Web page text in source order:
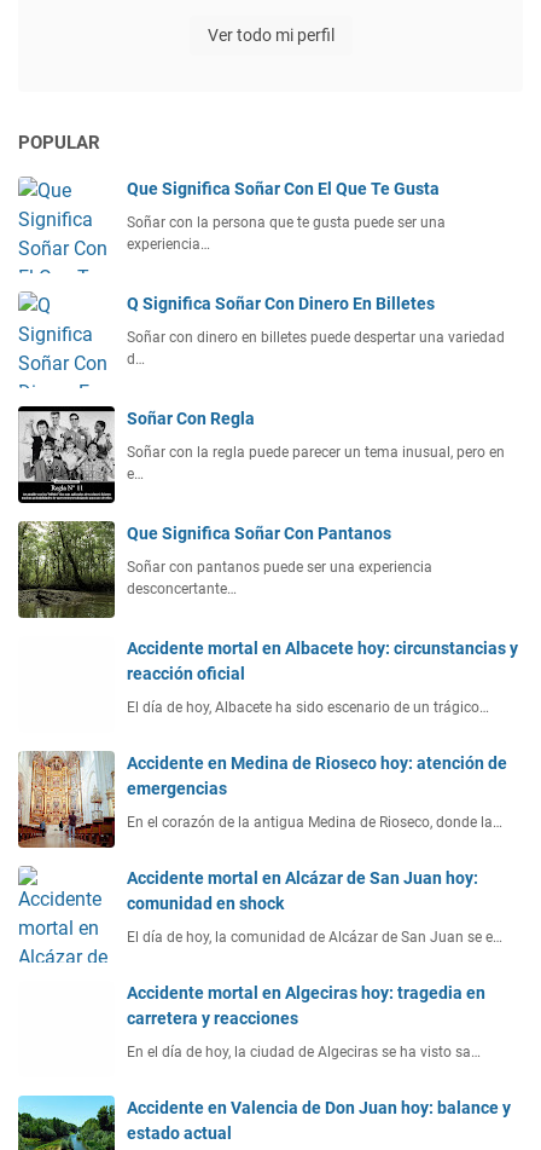
Ver todo mi perfil
POPULAR
Que Significa Soñar Con El Que Te Gusta
Soñar con la persona que te gusta puede ser una
experiencia…
Q Significa Soñar Con Dinero En Billetes
Soñar con dinero en billetes puede despertar una variedad
d…
Soñar Con Regla
Soñar con la regla puede parecer un tema inusual, pero en
e…
Que Significa Soñar Con Pantanos
Soñar con pantanos puede ser una experiencia
desconcertante…
Accidente mortal en Albacete hoy: circunstancias y
reacción oficial
El día de hoy, Albacete ha sido escenario de un trágico…
Accidente en Medina de Rioseco hoy: atención de
emergencias
En el corazón de la antigua Medina de Rioseco, donde la…
Accidente mortal en Alcázar de San Juan hoy:
comunidad en shock
El día de hoy, la comunidad de Alcázar de San Juan se e…
Accidente mortal en Algeciras hoy: tragedia en
carretera y reacciones
En el día de hoy, la ciudad de Algeciras se ha visto sa…
Accidente en Valencia de Don Juan hoy: balance y
estado actual